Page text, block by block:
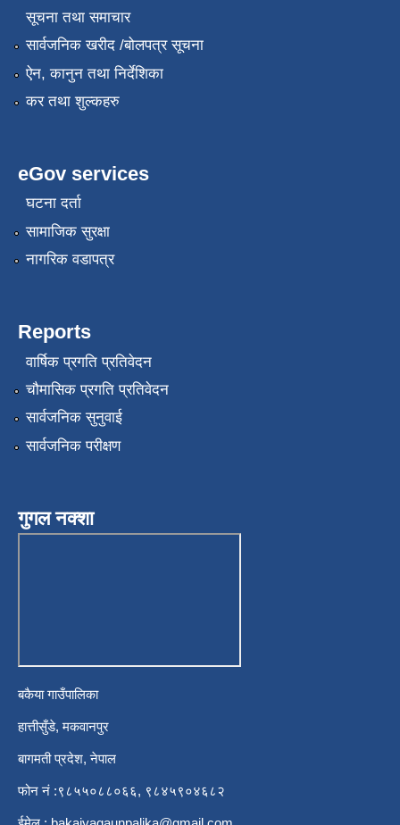
सूचना तथा समाचार
सार्वजनिक खरीद /बोलपत्र सूचना
ऐन, कानुन तथा निर्देशिका
कर तथा शुल्कहरु
eGov services
घटना दर्ता
सामाजिक सुरक्षा
नागरिक वडापत्र
Reports
वार्षिक प्रगति प्रतिवेदन
चौमासिक प्रगति प्रतिवेदन
सार्वजनिक सुनुवाई
सार्वजनिक परीक्षण
गुगल नक्शा
बकैया गाउँपालिका
हात्तीसुँडे, मकवानपुर
बागमती प्रदेश, नेपाल
फोन नं :९८५५०८८०६६, ९८४५९०४६८२